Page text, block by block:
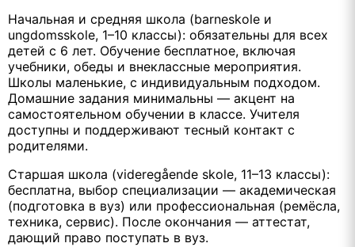
Начальная и средняя школа (barneskole и
ungdomsskole, 1–10 классы): обязательны для всех
детей с 6 лет. Обучение бесплатное, включая
учебники, обеды и внеклассные мероприятия.
Школы маленькие, с индивидуальным подходом.
Домашние задания минимальны — акцент на
самостоятельном обучении в классе. Учителя
доступны и поддерживают тесный контакт с
родителями.
Старшая школа (videregående skole, 11–13 классы):
бесплатна, выбор специализации — академическая
(подготовка в вуз) или профессиональная (ремёсла,
техника, сервис). После окончания — аттестат,
дающий право поступать в вуз.